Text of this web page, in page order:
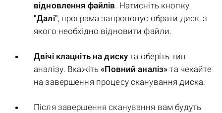
відновлення файлів. Натисніть кнопку
"Далі", програма запропонує обрати диск, з
якого необхідно відновити файли.
Двічі клацніть на диску та оберіть тип
аналізу. Вкажіть«Повний аналіз» та чекайте
на завершення процесу сканування диска.
Після завершення сканування вам будуть